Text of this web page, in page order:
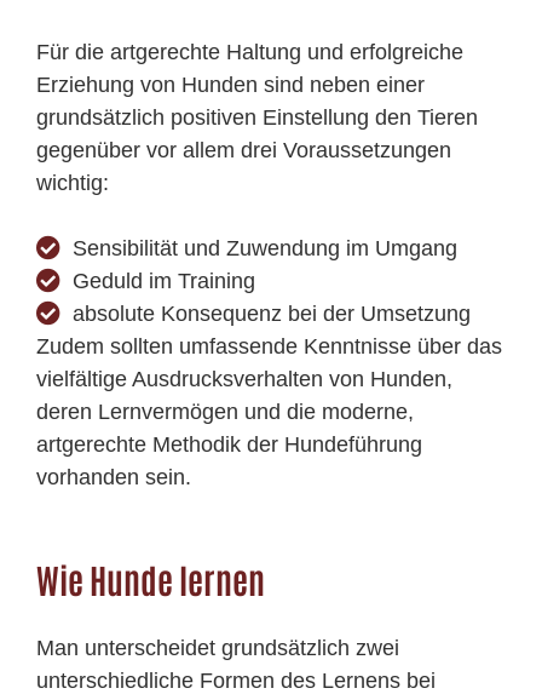
Für die artgerechte Haltung und erfolgreiche
Erziehung von Hunden sind neben einer
grundsätzlich positiven Einstellung den Tieren
gegenüber vor allem drei Voraussetzungen
wichtig:
Sensibilität und Zuwendung im Umgang
Geduld im Training
absolute Konsequenz bei der Umsetzung
Zudem sollten umfassende Kenntnisse über das
vielfältige Ausdrucksverhalten von Hunden,
deren Lernvermögen und die moderne,
artgerechte Methodik der Hundeführung
vorhanden sein.
Wie Hunde lernen
Man unterscheidet grundsätzlich zwei
unterschiedliche Formen des Lernens bei